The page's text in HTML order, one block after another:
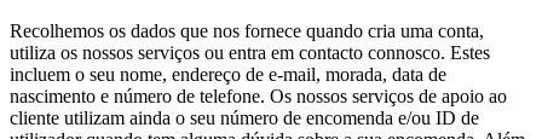
Recolhemos os dados que nos fornece quando cria uma conta,
utiliza os nossos serviços ou entra em contacto connosco. Estes
incluem o seu nome, endereço de e-mail, morada, data de
nascimento e número de telefone. Os nossos serviços de apoio ao
cliente utilizam ainda o seu número de encomenda e/ou ID de